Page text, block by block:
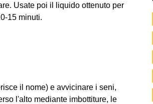
Usate poi il liquido ottenuto per
15 minuti.
il nome) e avvicinare i seni,
l'alto mediante imbottiture, le